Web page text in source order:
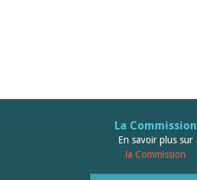
La Commission
En savoir plus sur
la Commission